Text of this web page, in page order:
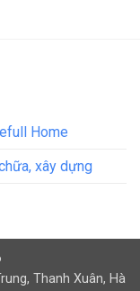
Home
xây dựng
Thanh Xuân, Hà